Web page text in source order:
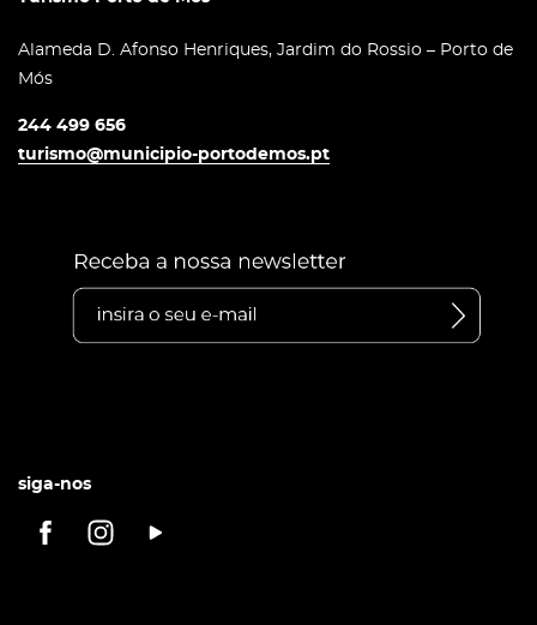
Alameda D. Afonso Henriques, Jardim do Rossio – Porto de
Mós
244 499 656
turismo@municipio-portodemos.pt
siga-nos